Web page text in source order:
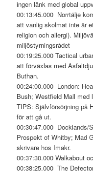
ingen länk med global
00:13:45.000 Norrtälje
att vanlig skolmat inte är
religion och allergi).
miljöstyrningsrådet
00:19:25.000 Tactical
att förväxlas med
Buthan.
00:24:00.000 London:
Bush; Westfield Mall med
TIPS: Självförsörjning på
för att gå ut.
00:30:47.000 Docklands/
Prospekt of Whitby; Mad
skrivare hos Imakr.
00:37:30.000 Walkabout
00:38:25.000 The